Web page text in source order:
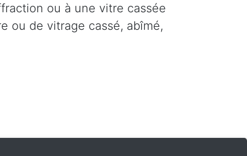
ou à une vitre cassée
ou de vitrage cassé, abîmé,